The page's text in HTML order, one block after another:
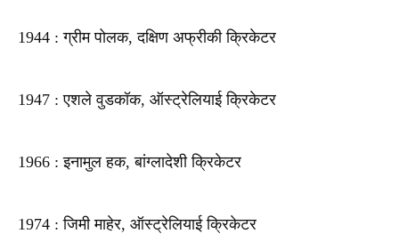
1944 : ग्रीम पोलक, दक्षिण अफ्रीकी क्रिकेटर
1947 : एशले वुडकॉक, ऑस्ट्रेलियाई क्रिकेटर
1966 : इनामुल हक, बांग्लादेशी क्रिकेटर
1974 : जिमी माहेर, ऑस्ट्रेलियाई क्रिकेटर